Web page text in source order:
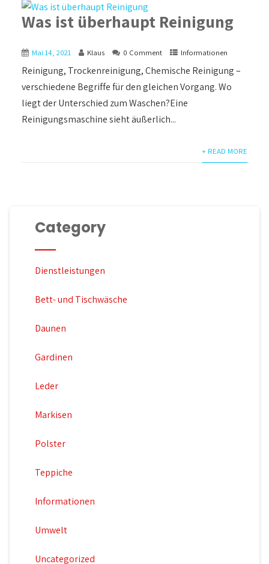
Was ist überhaupt Reinigung
Mai 14, 2021 Klaus 0 Comment Informationen
Reinigung, Trockenreinigung, Chemische Reinigung –
verschiedene Begriffe für den gleichen Vorgang. Wo
liegt der Unterschied zum Waschen?Eine
Reinigungsmaschine sieht äußerlich...
+ READ MORE
Category
Dienstleistungen
Bett- und Tischwäsche
Daunen
Gardinen
Leder
Markisen
Polster
Teppiche
Informationen
Umwelt
Uncategorized